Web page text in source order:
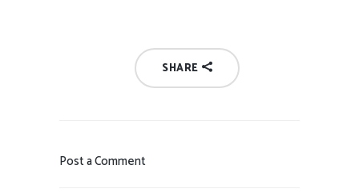
SHARE
Post a Comment